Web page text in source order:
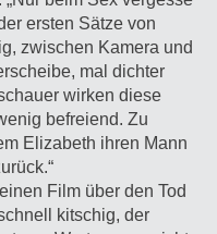
ersten Sätze von
zwischen Kamera und
mal dichter
wirken diese
befreiend. Zu
Elizabeth ihren Mann
Film über den Tod
kitschig, der